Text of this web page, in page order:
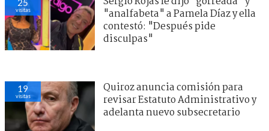
visitas
"analfabeta" a Pamela Díaz y ella
contestó: "Después pide
disculpas"
19
visitas
Quiroz anuncia comisión para
revisar Estatuto Administrativo y
adelanta nuevo subsecretario